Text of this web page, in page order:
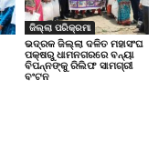
ଜିଲ୍ଲା ପରିକ୍ରମା
ଭଦ୍ରକ ଜିଲ୍ଲା ଦଳିତ ମହାସଂଘ
ପକ୍ଷରୁ ଧାମନଗରରେ ବନ୍ୟା
ବିପନ୍ନଙ୍କୁ ରିଲିଫ ସାମଗ୍ରୀ
ବଂଟନ